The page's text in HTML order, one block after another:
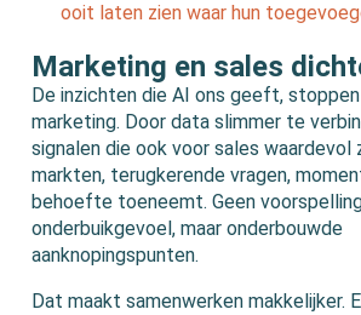
ooit laten zien waar hun
Marketing en sales
De inzichten die AI ons geeft,
marketing. Door data slimmer te
signalen die ook voor sales waardevol
markten, terugkerende vragen,
behoefte toeneemt. Geen
onderbuikgevoel, maar onderbouwde
aanknopingspunten.
Dat maakt samenwerken makkelijker.